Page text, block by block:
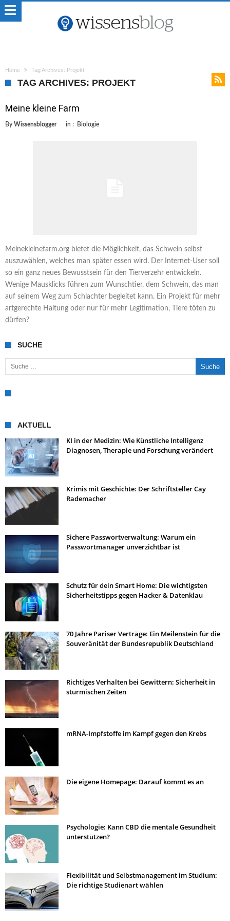
Home Tag Archives: Projekt
TAG ARCHIVES: PROJEKT
Meine kleine Farm
By Wissensblogger in : Biologie
Meinekleinefarm.org bietet die Möglichkeit, das Schwein selbst
auszuwählen, welches man später essen wird. Der Internet-User soll
so ein ganz neues Bewusstsein für den Tierverzehr entwickeln.
Wenige Mausklicks führen zum Wunschtier, dem Schwein, das man
auf seinem Weg zum Schlachter begleitet kann. Ein Projekt für mehr
artgerechte Haltung oder nur für mehr Legitimation, Tiere töten zu
dürfen?
SUCHE
Suche nach:
AKTUELL
KI in der Medizin: Wie Künstliche Intelligenz
Diagnosen, Therapie und Forschung verändert
Krimis mit Geschichte: Der Schriftsteller Cay
Rademacher
Sichere Passwortverwaltung: Warum ein
Passwortmanager unverzichtbar ist
Schutz für dein Smart Home: Die wichtigsten
Sicherheitstipps gegen Hacker & Datenklau
70 Jahre Pariser Verträge: Ein Meilenstein für die
Souveränität der Bundesrepublik Deutschland
Richtiges Verhalten bei Gewittern: Sicherheit in
stürmischen Zeiten
mRNA-Impfstoffe im Kampf gegen den Krebs
Die eigene Homepage: Darauf kommt es an
Psychologie: Kann CBD die mentale Gesundheit
unterstützen?
Flexibilität und Selbstmanagement im Studium:
Die richtige Studienart wählen